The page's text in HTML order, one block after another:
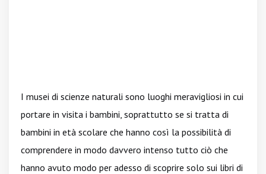
I musei di scienze naturali sono luoghi meravigliosi in cui
portare in visita i bambini, soprattutto se si tratta di
bambini in età scolare che hanno così la possibilità di
comprendere in modo davvero intenso tutto ciò che
hanno avuto modo per adesso di scoprire solo sui libri di